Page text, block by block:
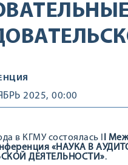
2025, 00:00
в КГМУ состоялась I
I
«НАУКА В
ДЕЯТЕЛЬНОСТИ».